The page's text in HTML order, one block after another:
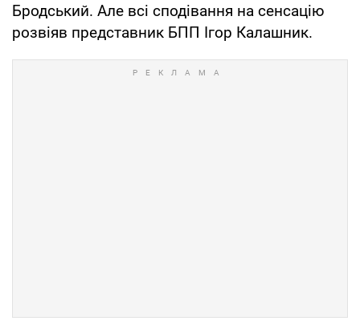
Бродський. Але всі сподівання на сенсацію
розвіяв представник БПП Ігор Калашник.